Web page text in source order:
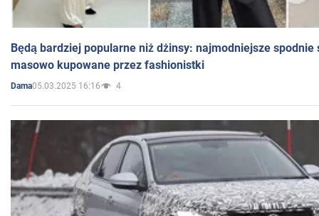
Będą bardziej popularne niż dżinsy: najmodniejsze spodnie
masowo kupowane przez fashionistki
Dama05.03.2025 16:16 4